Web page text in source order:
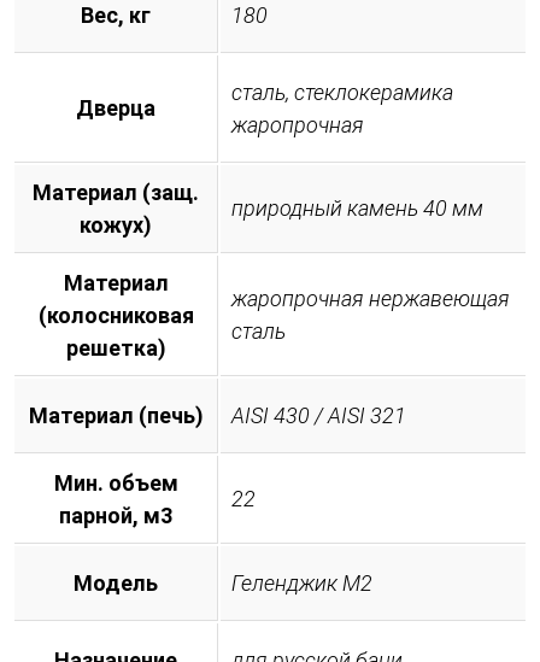
Вес, кг 180
Дверца
сталь, стеклокерамика
жаропрочная
Материал (защ.
кожух)
природный камень 40 мм
Материал
(колосниковая
решетка)
жаропрочная нержавеющая
сталь
Материал (печь) AISI 430 / AISI 321
Мин. объем
парной, м3
22
Модель Геленджик М2